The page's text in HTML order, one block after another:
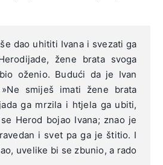
dao uhititi Ivana i svezati ga
žene brata svoga
oženio. Budući da je Ivan
smiješ imati žene brata
ga mrzila i htjela ga ubiti,
Herod bojao Ivana; znao je
i svet pa ga je štitio. I
uvelike bi se zbunio, a rado